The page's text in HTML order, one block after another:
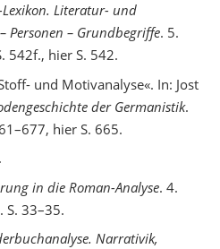
Literatur- und
Personen – Grundbegriffe. 5.
542f., hier S. 542.
und Motivanalyse«. In: Jost
der Germanistik.
hier S. 665.
in die Roman-Analyse. 4.
S. 33–35.
Narrativik,